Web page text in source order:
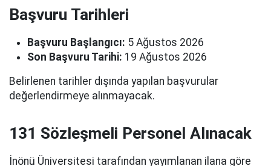
Başvuru Tarihleri
Başvuru Başlangıcı: 5 Ağustos 2026
Son Başvuru Tarihi: 19 Ağustos 2026
Belirlenen tarihler dışında yapılan başvurular
değerlendirmeye alınmayacak.
131 Sözleşmeli Personel Alınacak
İnönü Üniversitesi tarafından yayımlanan ilana göre